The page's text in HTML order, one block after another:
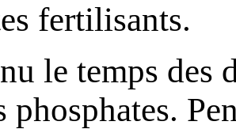
fertilisants.
le temps des
phosphates.